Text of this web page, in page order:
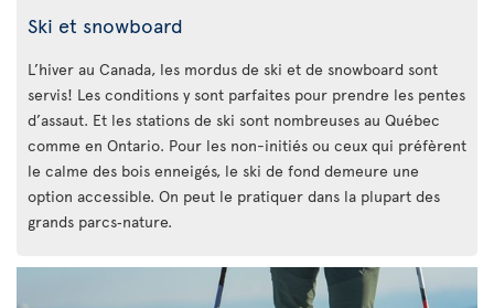
Ski et snowboard
L’hiver au Canada, les mordus de ski et de snowboard sont
servis! Les conditions y sont parfaites pour prendre les pentes
d’assaut. Et les stations de ski sont nombreuses au Québec
comme en Ontario. Pour les non-initiés ou ceux qui préfèrent
le calme des bois enneigés, le ski de fond demeure une
option accessible. On peut le pratiquer dans la plupart des
grands parcs‑nature.